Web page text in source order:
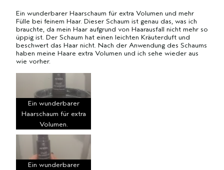
Ein wunderbarer Haarschaum für extra Volumen und mehr
Fülle bei feinem Haar. Dieser Schaum ist genau das, was ich
brauchte, da mein Haar aufgrund von Haarausfall nicht mehr so
​​üppig ist. Der Schaum hat einen leichten Kräuterduft und
beschwert das Haar nicht. Nach der Anwendung des Schaums
haben meine Haare extra Volumen und ich sehe wieder aus
wie vorher.
Ein wunderbarer
Haarschaum für extra
Volumen.
Ein wunderbarer